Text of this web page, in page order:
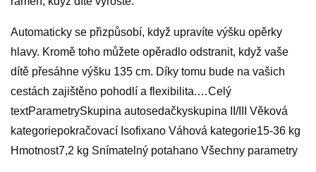
Automaticky se přizpůsobí, když upravíte výšku opěrky
hlavy. Kromě toho můžete opěradlo odstranit, když vaše
dítě přesáhne výšku 135 cm. Díky tomu bude na vašich
cestách zajištěno pohodlí a flexibilita.…Celý
textParametrySkupina autosedačkyskupina II/III Věková
kategoriepokračovací Isofixano Váhová kategorie15-36 kg
Hmotnost7,2 kg Snímatelný potahano Všechny parametry